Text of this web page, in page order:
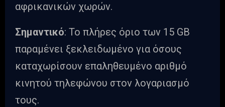
αφρικανικών χωρών.
Σημαντικό: Το πλήρες όριο των 15 GB
παραμένει ξεκλειδωμένο για όσους
καταχωρίσουν επαληθευμένο αριθμό
κινητού τηλεφώνου στον λογαριασμό
τους.